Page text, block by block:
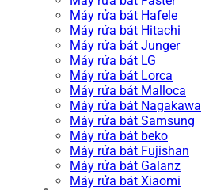
Máy rửa bát Hafele
Máy rửa bát Hitachi
Máy rửa bát Junger
Máy rửa bát LG
Máy rửa bát Lorca
Máy rửa bát Malloca
Máy rửa bát Nagakawa
Máy rửa bát Samsung
Máy rửa bát beko
Máy rửa bát Fujishan
Máy rửa bát Galanz
Máy rửa bát Xiaomi